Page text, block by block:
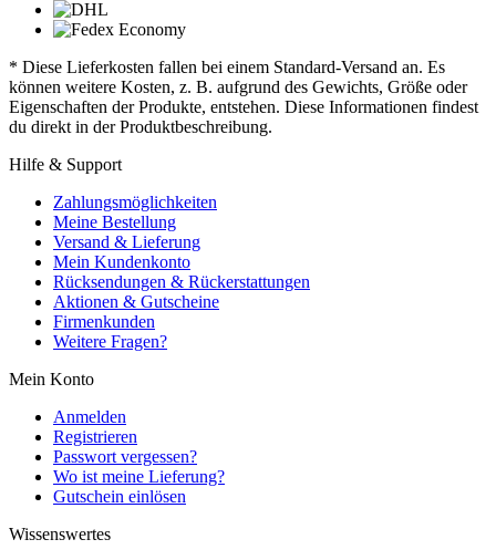
* Diese Lieferkosten fallen bei einem Standard-Versand an. Es
können weitere Kosten, z. B. aufgrund des Gewichts, Größe oder
Eigenschaften der Produkte, entstehen. Diese Informationen findest
du direkt in der Produktbeschreibung.
Hilfe & Support
Zahlungsmöglichkeiten
Meine Bestellung
Versand & Lieferung
Mein Kundenkonto
Rücksendungen & Rückerstattungen
Aktionen & Gutscheine
Firmenkunden
Weitere Fragen?
Mein Konto
Anmelden
Registrieren
Passwort vergessen?
Wo ist meine Lieferung?
Gutschein einlösen
Wissenswertes